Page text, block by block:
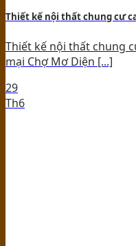
Thiết kế nội thất chung cư
Thiết kế nội thất chung
mại Chợ Mơ Diện [...]
29
Th6